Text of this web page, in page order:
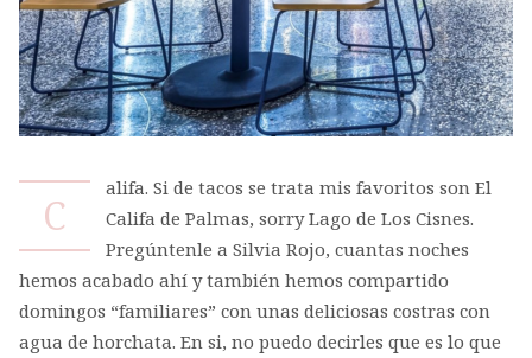
C
alifa. Si de tacos se trata mis favoritos son El
Califa de Palmas, sorry Lago de Los Cisnes.
Pregúntenle a Silvia Rojo, cuantas noches
hemos acabado ahí y también hemos compartido
domingos “familiares” con unas deliciosas costras con
agua de horchata. En si, no puedo decirles que es lo que